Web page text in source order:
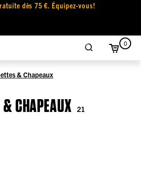
dès 75 €. Équipez-vous!
0
& Chapeaux
CHAPEAUX 21